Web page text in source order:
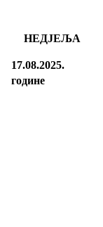
НЕДЈЕЉА
17.08.2025.
године